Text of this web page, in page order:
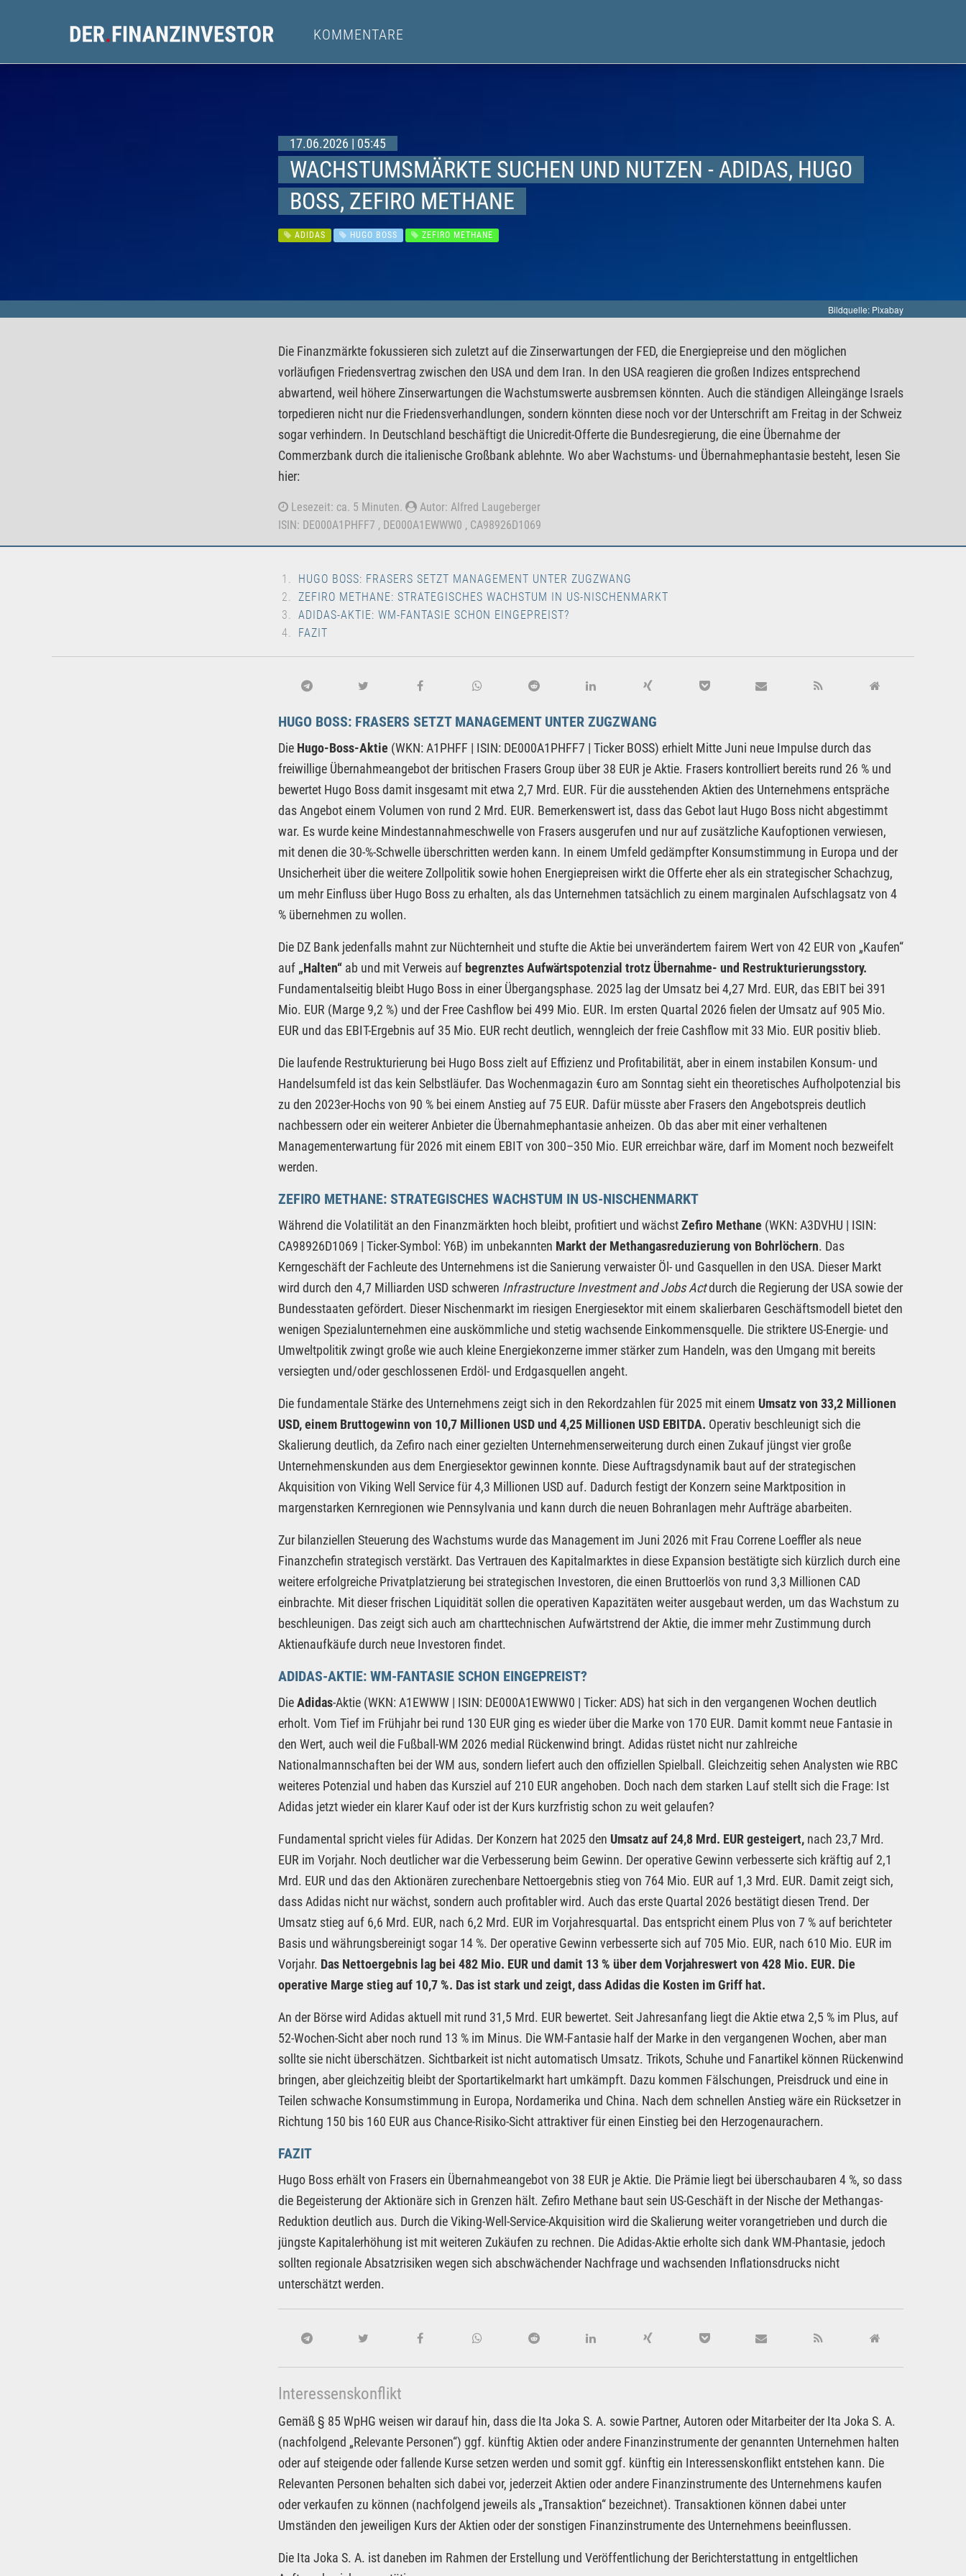
KOMMENTARE
17.06.2026 | 05:45
WACHSTUMSMÄRKTE SUCHEN UND NUTZEN - ADIDAS, HUGO
BOSS, ZEFIRO METHANE
ADIDAS HUGO BOSS ZEFIRO METHANE
Bildquelle: Pixabay
Die Finanzmärkte fokussieren sich zuletzt auf die Zinserwartungen der FED, die Energiepreise und den möglichen
vorläufigen Friedensvertrag zwischen den USA und dem Iran. In den USA reagieren die großen Indizes entsprechend
abwartend, weil höhere Zinserwartungen die Wachstumswerte ausbremsen könnten. Auch die ständigen Alleingänge Israels
torpedieren nicht nur die Friedensverhandlungen, sondern könnten diese noch vor der Unterschrift am Freitag in der Schweiz
sogar verhindern. In Deutschland beschäftigt die Unicredit-Offerte die Bundesregierung, die eine Übernahme der
Commerzbank durch die italienische Großbank ablehnte. Wo aber Wachstums- und Übernahmephantasie besteht, lesen Sie
hier:
Lesezeit: ca. 5 Minuten.
Autor: Alfred Laugeberger
ISIN: DE000A1PHFF7 , DE000A1EWWW0 , CA98926D1069
HUGO BOSS: FRASERS SETZT MANAGEMENT UNTER ZUGZWANG
ZEFIRO METHANE: STRATEGISCHES WACHSTUM IN US-NISCHENMARKT
ADIDAS-AKTIE: WM-FANTASIE SCHON EINGEPREIST?
FAZIT
HUGO BOSS: FRASERS SETZT MANAGEMENT UNTER ZUGZWANG
Die Hugo-Boss-Aktie (WKN: A1PHFF | ISIN: DE000A1PHFF7 | Ticker BOSS) erhielt Mitte Juni neue Impulse durch das
freiwillige Übernahmeangebot der britischen Frasers Group über 38 EUR je Aktie. Frasers kontrolliert bereits rund 26 % und
bewertet Hugo Boss damit insgesamt mit etwa 2,7 Mrd. EUR. Für die ausstehenden Aktien des Unternehmens entspräche
das Angebot einem Volumen von rund 2 Mrd. EUR. Bemerkenswert ist, dass das Gebot laut Hugo Boss nicht abgestimmt
war. Es wurde keine Mindestannahmeschwelle von Frasers ausgerufen und nur auf zusätzliche Kaufoptionen verwiesen,
mit denen die 30-%-Schwelle überschritten werden kann. In einem Umfeld gedämpfter Konsumstimmung in Europa und der
Unsicherheit über die weitere Zollpolitik sowie hohen Energiepreisen wirkt die Offerte eher als ein strategischer Schachzug,
um mehr Einfluss über Hugo Boss zu erhalten, als das Unternehmen tatsächlich zu einem marginalen Aufschlagsatz von 4
% übernehmen zu wollen.
Die DZ Bank jedenfalls mahnt zur Nüchternheit und stufte die Aktie bei unverändertem fairem Wert von 42 EUR von „Kaufen“
auf „Halten“ ab und mit Verweis auf begrenztes Aufwärtspotenzial trotz Übernahme- und Restrukturierungsstory.
Fundamentalseitig bleibt Hugo Boss in einer Übergangsphase. 2025 lag der Umsatz bei 4,27 Mrd. EUR, das EBIT bei 391
Mio. EUR (Marge 9,2 %) und der Free Cashflow bei 499 Mio. EUR. Im ersten Quartal 2026 fielen der Umsatz auf 905 Mio.
EUR und das EBIT-Ergebnis auf 35 Mio. EUR recht deutlich, wenngleich der freie Cashflow mit 33 Mio. EUR positiv blieb.
Die laufende Restrukturierung bei Hugo Boss zielt auf Effizienz und Profitabilität, aber in einem instabilen Konsum- und
Handelsumfeld ist das kein Selbstläufer. Das Wochenmagazin €uro am Sonntag sieht ein theoretisches Aufholpotenzial bis
zu den 2023er-Hochs von 90 % bei einem Anstieg auf 75 EUR. Dafür müsste aber Frasers den Angebotspreis deutlich
nachbessern oder ein weiterer Anbieter die Übernahmephantasie anheizen. Ob das aber mit einer verhaltenen
Managementerwartung für 2026 mit einem EBIT von 300–350 Mio. EUR erreichbar wäre, darf im Moment noch bezweifelt
werden.
ZEFIRO METHANE: STRATEGISCHES WACHSTUM IN US-NISCHENMARKT
Während die Volatilität an den Finanzmärkten hoch bleibt, profitiert und wächstZefiro Methane (WKN: A3DVHU | ISIN:
CA98926D1069 | Ticker-Symbol: Y6B) im unbekannten Markt der Methangasreduzierung von Bohrlöchern. Das
Kerngeschäft der Fachleute des Unternehmens ist die Sanierung verwaister Öl- und Gasquellen in den USA. Dieser Markt
wird durch den 4,7 Milliarden USD schweren Infrastructure Investment and Jobs Actdurch die Regierung der USA sowie der
Bundesstaaten gefördert. Dieser Nischenmarkt im riesigen Energiesektor mit einem skalierbaren Geschäftsmodell bietet den
wenigen Spezialunternehmen eine auskömmliche und stetig wachsende Einkommensquelle. Die striktere US-Energie- und
Umweltpolitik zwingt große wie auch kleine Energiekonzerne immer stärker zum Handeln, was den Umgang mit bereits
versiegten und/oder geschlossenen Erdöl- und Erdgasquellen angeht.
Die fundamentale Stärke des Unternehmens zeigt sich in den Rekordzahlen für 2025 mit einem Umsatz von 33,2 Millionen
USD, einem Bruttogewinn von 10,7 Millionen USD und 4,25 Millionen USD EBITDA. Operativ beschleunigt sich die
Skalierung deutlich, da Zefiro nach einer gezielten Unternehmenserweiterung durch einen Zukauf jüngst vier große
Unternehmenskunden aus dem Energiesektor gewinnen konnte. Diese Auftragsdynamik baut auf der strategischen
Akquisition von Viking Well Service für 4,3 Millionen USD auf. Dadurch festigt der Konzern seine Marktposition in
margenstarken Kernregionen wie Pennsylvania und kann durch die neuen Bohranlagen mehr Aufträge abarbeiten.
Zur bilanziellen Steuerung des Wachstums wurde das Management im Juni 2026 mit Frau Correne Loeffler als neue
Finanzchefin strategisch verstärkt. Das Vertrauen des Kapitalmarktes in diese Expansion bestätigte sich kürzlich durch eine
weitere erfolgreiche Privatplatzierung bei strategischen Investoren, die einen Bruttoerlös von rund 3,3 Millionen CAD
einbrachte. Mit dieser frischen Liquidität sollen die operativen Kapazitäten weiter ausgebaut werden, um das Wachstum zu
beschleunigen. Das zeigt sich auch am charttechnischen Aufwärtstrend der Aktie, die immer mehr Zustimmung durch
Aktienaufkäufe durch neue Investoren findet.
ADIDAS-AKTIE: WM-FANTASIE SCHON EINGEPREIST?
DieAdidas-Aktie (WKN: A1EWWW | ISIN: DE000A1EWWW0 | Ticker: ADS) hat sich in den vergangenen Wochen deutlich
erholt. Vom Tief im Frühjahr bei rund 130 EUR ging es wieder über die Marke von 170 EUR. Damit kommt neue Fantasie in
den Wert, auch weil die Fußball-WM 2026 medial Rückenwind bringt. Adidas rüstet nicht nur zahlreiche
Nationalmannschaften bei der WM aus, sondern liefert auch den offiziellen Spielball. Gleichzeitig sehen Analysten wie RBC
weiteres Potenzial und haben das Kursziel auf 210 EUR angehoben. Doch nach dem starken Lauf stellt sich die Frage: Ist
Adidas jetzt wieder ein klarer Kauf oder ist der Kurs kurzfristig schon zu weit gelaufen?
Fundamental spricht vieles für Adidas. Der Konzern hat 2025 den Umsatz auf 24,8 Mrd. EUR gesteigert, nach 23,7 Mrd.
EUR im Vorjahr. Noch deutlicher war die Verbesserung beim Gewinn. Der operative Gewinn verbesserte sich kräftig auf 2,1
Mrd. EUR und das den Aktionären zurechenbare Nettoergebnis stieg von 764 Mio. EUR auf 1,3 Mrd. EUR. Damit zeigt sich,
dass Adidas nicht nur wächst, sondern auch profitabler wird. Auch das erste Quartal 2026 bestätigt diesen Trend. Der
Umsatz stieg auf 6,6 Mrd. EUR, nach 6,2 Mrd. EUR im Vorjahresquartal. Das entspricht einem Plus von 7 % auf berichteter
Basis und währungsbereinigt sogar 14 %. Der operative Gewinn verbesserte sich auf 705 Mio. EUR, nach 610 Mio. EUR im
Vorjahr. Das Nettoergebnis lag bei 482 Mio. EUR und damit 13 % über dem Vorjahreswert von 428 Mio. EUR. Die
operative Marge stieg auf 10,7 %. Das ist stark und zeigt, dass Adidas die Kosten im Griff hat.
An der Börse wird Adidas aktuell mit rund 31,5 Mrd. EUR bewertet. Seit Jahresanfang liegt die Aktie etwa 2,5 % im Plus, auf
52-Wochen-Sicht aber noch rund 13 % im Minus. Die WM-Fantasie half der Marke in den vergangenen Wochen, aber man
sollte sie nicht überschätzen. Sichtbarkeit ist nicht automatisch Umsatz. Trikots, Schuhe und Fanartikel können Rückenwind
bringen, aber gleichzeitig bleibt der Sportartikelmarkt hart umkämpft. Dazu kommen Fälschungen, Preisdruck und eine in
Teilen schwache Konsumstimmung in Europa, Nordamerika und China. Nach dem schnellen Anstieg wäre ein Rücksetzer in
Richtung 150 bis 160 EUR aus Chance-Risiko-Sicht attraktiver für einen Einstieg bei den Herzogenaurachern.
FAZIT
Hugo Boss erhält von Frasers ein Übernahmeangebot von 38 EUR je Aktie. Die Prämie liegt bei überschaubaren 4 %, so dass
die Begeisterung der Aktionäre sich in Grenzen hält. Zefiro Methane baut sein US-Geschäft in der Nische der Methangas-
Reduktion deutlich aus. Durch die Viking-Well-Service-Akquisition wird die Skalierung weiter vorangetrieben und durch die
jüngste Kapitalerhöhung ist mit weiteren Zukäufen zu rechnen. Die Adidas-Aktie erholte sich dank WM-Phantasie, jedoch
sollten regionale Absatzrisiken wegen sich abschwächender Nachfrage und wachsenden Inflationsdrucks nicht
unterschätzt werden.
Interessenskonflikt
Gemäß § 85 WpHG weisen wir darauf hin, dass die Ita Joka S. A. sowie Partner, Autoren oder Mitarbeiter der Ita Joka S. A.
(nachfolgend „Relevante Personen“) ggf. künftig Aktien oder andere Finanzinstrumente der genannten Unternehmen halten
oder auf steigende oder fallende Kurse setzen werden und somit ggf. künftig ein Interessenskonflikt entstehen kann. Die
Relevanten Personen behalten sich dabei vor, jederzeit Aktien oder andere Finanzinstrumente des Unternehmens kaufen
oder verkaufen zu können (nachfolgend jeweils als „Transaktion“ bezeichnet). Transaktionen können dabei unter
Umständen den jeweiligen Kurs der Aktien oder der sonstigen Finanzinstrumente des Unternehmens beeinflussen.
Die Ita Joka S. A. ist daneben im Rahmen der Erstellung und Veröffentlichung der Berichterstattung in entgeltlichen